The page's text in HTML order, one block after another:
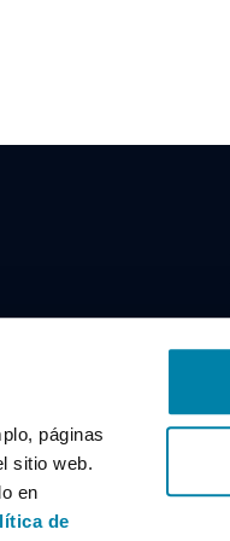
páginas
sitio web.
en
de